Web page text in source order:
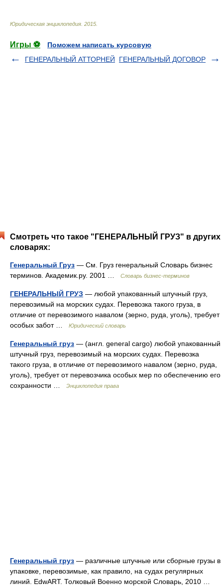
Юридическая энциклопедия 2015
Игры ⚽
Поможем написать курсовую
ГЕНЕРАЛЬНЫЙ АТТОРНЕЙ
ГЕНЕРАЛЬНЫЙ ДОГОВОР
Смотреть что такое "ГЕНЕРАЛЬНЫЙ ГРУЗ" в других
словарях:
Генеральный Груз — См. Груз генеральный Словарь бизнес
терминов. Академик.ру. 2001 …
Словарь бизнес-терминов
ГЕНЕРАЛЬНЫЙ ГРУЗ — любой упакованный штучный груз,
перевозимый на морских судах. Перевозка такого груза, в
отличие от перевозимого навалом (зерно, руда, уголь), требует
особых забот …
Юридический словарь
Генеральный груз — (англ. general cargo) любой упакованный
штучный груз, перевозимый на морских судах. Перевозка
такого груза, в отличие от перевозимого навалом (зерно, руда,
уголь), требует от перевозчика особых мер по обеспечению его
сохранности …
Энциклопедия права
Генеральный груз — различные штучные или сборные грузы в
упаковке, перевозимые, как правило, на судах регулярных
линий. EdwART. Толковый Военно морской Словарь, 2010 …